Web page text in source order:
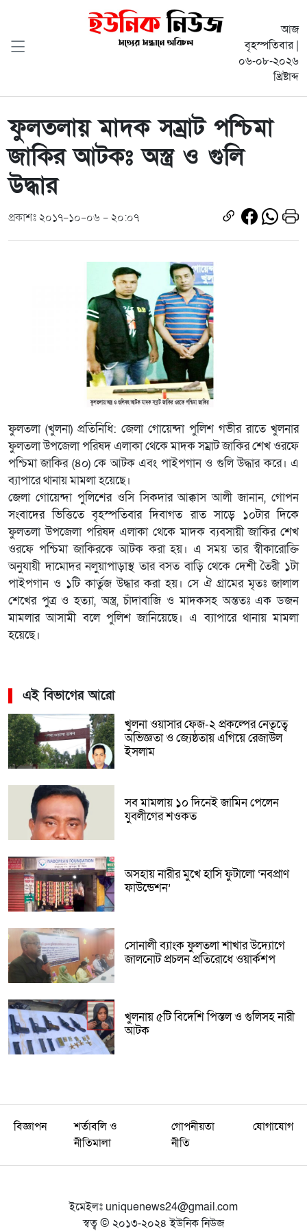
আজ
বৃহস্পতিবার |
০৬-০৮-২০২৬
খ্রিষ্টাব্দ
ফুলতলায় মাদক সম্রাট পশ্চিমা
জাকির আটকঃ অস্ত্র ও গুলি
উদ্ধার
প্রকাশঃ ২০১৭-১০-০৬ - ২০:০৭
ফুলতলা (খুলনা) প্রতিনিধি: জেলা গোয়েন্দা পুলিশ গভীর রাতে খুলনার
ফুলতলা উপজেলা পরিষদ এলাকা থেকে মাদক সম্রাট জাকির শেখ ওরফে
পশ্চিমা জাকির (৪০) কে আটক এবং পাইপগান ও গুলি উদ্ধার করে। এ
ব্যাপারে থানায় মামলা হয়েছে।
জেলা গোয়েন্দা পুলিশের ওসি সিকদার আক্কাস আলী জানান, গোপন
সংবাদের ভিত্তিতে বৃহস্পতিবার দিবাগত রাত সাড়ে ১০টার দিকে
ফুলতলা উপজেলা পরিষদ এলাকা থেকে মাদক ব্যবসায়ী জাকির শেখ
ওরফে পশ্চিমা জাকিরকে আটক করা হয়। এ সময় তার স্বীকারোক্তি
অনুযায়ী দামোদর নলুয়াপাড়াস্থ তার বসত বাড়ি থেকে দেশী তৈরী ১টা
পাইপগান ও ১টি কার্তুজ উদ্ধার করা হয়। সে ঐ গ্রামের মৃতঃ জালাল
শেখের পুত্র ও হত্যা, অস্ত্র, চাঁদাবাজি ও মাদকসহ অন্ততঃ এক ডজন
মামলার আসামী বলে পুলিশ জানিয়েছে। এ ব্যাপারে থানায় মামলা
হয়েছে।
এই বিভাগের আরো
খুলনা ওয়াসার ফেজ-২ প্রকল্পের নেতৃত্বে
অভিজ্ঞতা ও জ্যেষ্ঠতায় এগিয়ে রেজাউল
ইসলাম
সব মামলায় ১০ দিনেই জামিন পেলেন
যুবলীগের শওকত
অসহায় নারীর মুখে হাসি ফুটালো ‘নবপ্রাণ
ফাউন্ডেশন’
সোনালী ব্যাংক ফুলতলা শাখার উদ্যোগে
জালনোট প্রচলন প্রতিরোধে ওয়ার্কশপ
খুলনায় ৫টি বিদেশি পিস্তল ও গুলিসহ নারী
আটক
বিজ্ঞাপন
শর্তাবলি ও
নীতিমালা
গোপনীয়তা
নীতি
যোগাযোগ
ইমেইলঃ uniquenews24@gmail.com
স্বত্ব © ২০১৩-২০২৪ ইউনিক নিউজ